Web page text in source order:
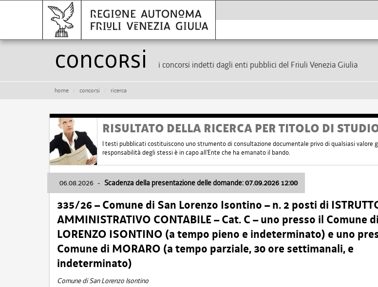
Concorsi i concorsi indetti dagli enti pubblici del Friuli Venezia Giulia
home concorsi ricerca
RISULTATO DELLA RICERCA PER TITOLO DI
I testi pubblicati costituiscono uno strumento di consultazione documentale privo di qualsiasi valore
responsabilità degli stessi è in capo all'Ente che ha emanato il bando.
06.08.2026 - Scadenza della presentazione delle domande: 07.09.2026 12:00
335/26 – Comune di San Lorenzo Isontino – n. 2 posti di
AMMINISTRATIVO CONTABILE – Cat. C – uno presso il Comune
LORENZO ISONTINO (a tempo pieno e indeterminato) e uno
Comune di MORARO (a tempo parziale, 30 ore settimanali, e
indeterminato)
Comune di San Lorenzo Isontino